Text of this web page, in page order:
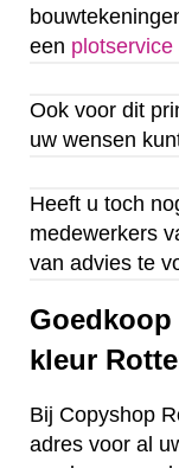
een plotservice
Ook voor dit
uw wensen
Heeft u toch
medewerkers
van advies te
kleur
Bij Copyshop
adres voor al